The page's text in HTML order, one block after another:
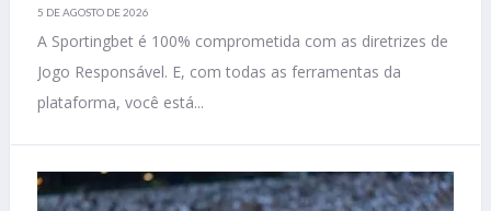
5 DE AGOSTO DE 2026
A Sportingbet é 100% comprometida com as diretrizes de
Jogo Responsável. E, com todas as ferramentas da
plataforma, você está...